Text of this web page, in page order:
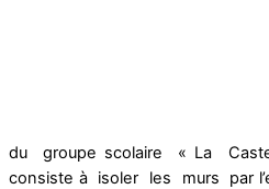
du groupe scolaire « La
consiste à isoler les murs par